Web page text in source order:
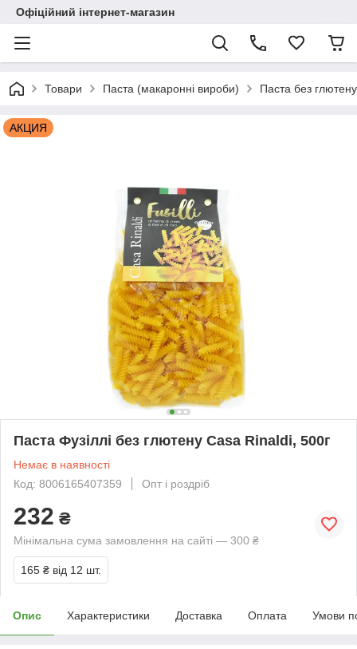
Офіційний інтернет-магазин
Товари Паста (макаронні вироби) Паста без глютену
АКЦИЯ
Паста Фузіллі без глютену Casa Rinaldi, 500г
Немає в наявності
Код: 8006165407359
Опт і роздріб
232 ₴
Мінімальна сума замовлення на сайті — 300 ₴
165 ₴ від 12 шт.
Опис Характеристики Доставка Оплата Умови